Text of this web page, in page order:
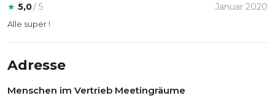
★ 5,0/ 5 Januar 2020
Alle super !
Adresse
Menschen im Vertrieb Meetingräume